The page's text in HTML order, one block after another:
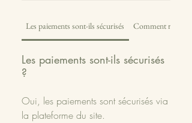
Les paiements sont-ils sécurisés Comment réserver
Les paiements sont-ils sécurisés
?
Oui, les paiements sont sécurisés via
la plateforme du site.